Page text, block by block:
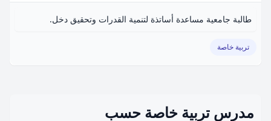
طالبة جامعية مساعدة أساتذة لتنمية القدرات وتحقيق دخل.
تربية خاصة
مدرس تربية خاصة حسب